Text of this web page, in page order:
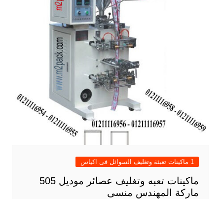
1 ماكينات تعبئة وتغليف السوائل فى اكياس
ماكينات تعبه وتغليف عصائر موديل 505
ماركة المهندس منسى